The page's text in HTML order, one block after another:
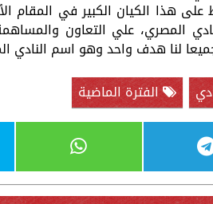
هذا الكيان الكبير في المقام
المصري، علي التعاون
جميعا لنا هدف واحد وهو اسم
الفترة الماضية